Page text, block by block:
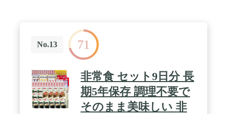
てしまいます。 なので一般成人に✓最適な１日
1600kcal 前後になるよう計算しました。 栄養素はも
ちろん、おかずやおやつにもこだわり 肉体的にも精
神的にも満足できるセットです。 / ✳️ 👨🏻‍🚒防災
士と👩🏻‍⚕️栄養士が考案しました。➡️ 他社の非常食
セットは「生き延びること」だけに焦点を当てた低
栄養や炭水化物中心の食材ばかりで、 慣れない被災
生活のストレスや栄養バランスを考慮していないセ
ットがほとんどです。✓当店の非常食セットは、震
No.13 71
非常食 セット9日分 長
期5年保存 調理不要で
そのまま美味しい 非